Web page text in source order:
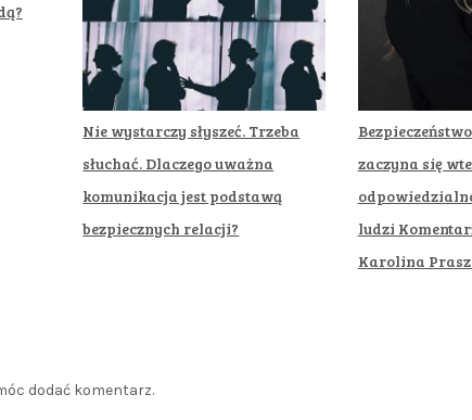
Nie wystarczy słyszeć. Trzeba
słuchać. Dlaczego uważna
komunikacja jest podstawą
bezpiecznych relacji?
zaczyna się
ludzi
Karolina
dodać komentarz.